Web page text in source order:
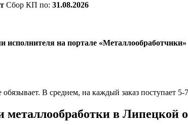
Сбор КП по: 31.08.2026
исполнителя на портале «Металлообработчики»
В среднем, на каждый заказ поступает
металлообработки в Липецкой